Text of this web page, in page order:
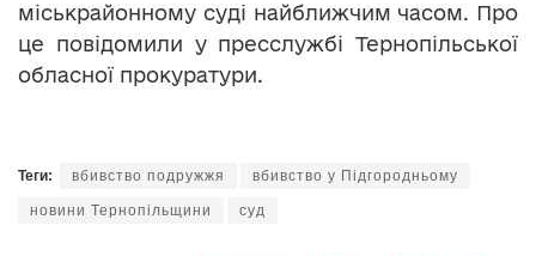
міськрайонному суді найближчим часом. Про
це повідомили у пресслужбі Тернопільської
обласної прокуратури.
Теги: вбивство подружжя вбивство у Підгородньому
новини Тернопільщини суд